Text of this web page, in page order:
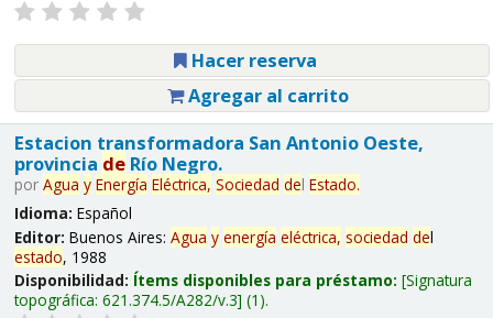
Hacer reserva
Agregar al carrito
Estacion transformadora San Antonio Oeste,
provincia deRío Negro.
por Agua y Energía Eléctrica, Sociedad del Estado.
Idioma: Español
Editor: Buenos Aires: Agua y energía eléctrica, sociedad del
estado, 1988
Disponibilidad: Ítems disponibles para préstamo: Signatura
topográfica: 621.374.5/A282/v.3 (1).